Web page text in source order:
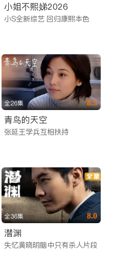
小姐不熙娣2026
小S全新综艺 回归康熙本色
全26集 8.3
青鸟的天空
张延王学兵互相扶持
全36集 8.0
潜渊
失忆黄晓明脑中只有杀人片段